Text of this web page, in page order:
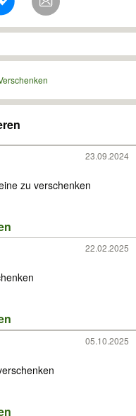
23.09.2024
zu verschenken
22.02.2025
05.10.2025